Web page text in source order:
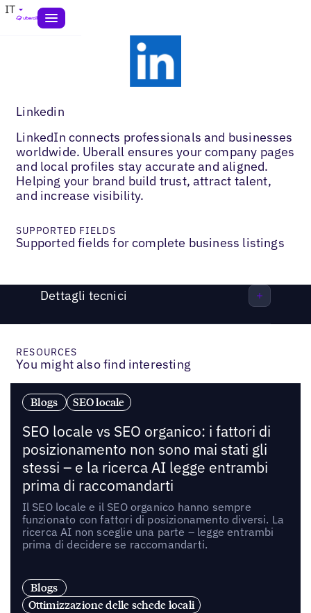
IT
Linkedin
LinkedIn connects professionals and businesses
worldwide. Uberall ensures your company pages
and local profiles stay accurate and aligned.
Helping your brand build trust, attract talent,
and increase visibility.
SUPPORTED FIELDS
Supported fields for complete business listings
Dettagli tecnici
RESOURCES
You might also find interesting
Blogs SEO locale
SEO locale vs SEO organico: i fattori di
posizionamento non sono mai stati gli
stessi – e la ricerca AI legge entrambi
prima di raccomandarti
Il SEO locale e il SEO organico hanno sempre
funzionato con fattori di posizionamento diversi. La
ricerca AI non sceglie una parte – legge entrambi
prima di decidere se raccomandarti.
Blogs
Ottimizzazione delle schede locali